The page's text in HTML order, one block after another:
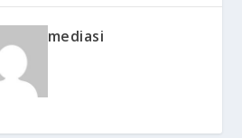
mediasi